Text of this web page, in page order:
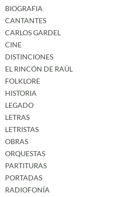
BIOGRAFIA
CANTANTES
CARLOS GARDEL
CINE
DISTINCIONES
EL RINCÓN DE RAÚL
FOLKLORE
HISTORIA
LEGADO
LETRAS
LETRISTAS
OBRAS
ORQUESTAS
PARTITURAS
PORTADAS
RADIOFONÍA